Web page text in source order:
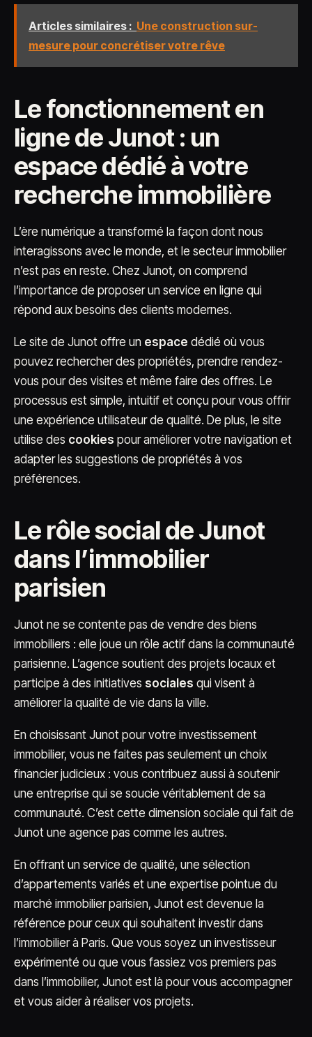
Articles similaires : Une construction sur-
mesure pour concrétiser votre rêve
Le fonctionnement en
ligne de Junot : un
espace dédié à votre
recherche immobilière
L’ère numérique a transformé la façon dont nous
interagissons avec le monde, et le secteur immobilier
n’est pas en reste. Chez Junot, on comprend
l’importance de proposer un service en ligne qui
répond aux besoins des clients modernes.
Le site de Junot offre un espace dédié où vous
pouvez rechercher des propriétés, prendre rendez-
vous pour des visites et même faire des offres. Le
processus est simple, intuitif et conçu pour vous offrir
une expérience utilisateur de qualité. De plus, le site
utilise des cookies pour améliorer votre navigation et
adapter les suggestions de propriétés à vos
préférences.
Le rôle social de Junot
dans l’immobilier
parisien
Junot ne se contente pas de vendre des biens
immobiliers : elle joue un rôle actif dans la communauté
parisienne. L’agence soutient des projets locaux et
participe à des initiatives sociales qui visent à
améliorer la qualité de vie dans la ville.
En choisissant Junot pour votre investissement
immobilier, vous ne faites pas seulement un choix
financier judicieux : vous contribuez aussi à soutenir
une entreprise qui se soucie véritablement de sa
communauté. C’est cette dimension sociale qui fait de
Junot une agence pas comme les autres.
En offrant un service de qualité, une sélection
d’appartements variés et une expertise pointue du
marché immobilier parisien, Junot est devenue la
référence pour ceux qui souhaitent investir dans
l’immobilier à Paris. Que vous soyez un investisseur
expérimenté ou que vous fassiez vos premiers pas
dans l’immobilier, Junot est là pour vous accompagner
et vous aider à réaliser vos projets.